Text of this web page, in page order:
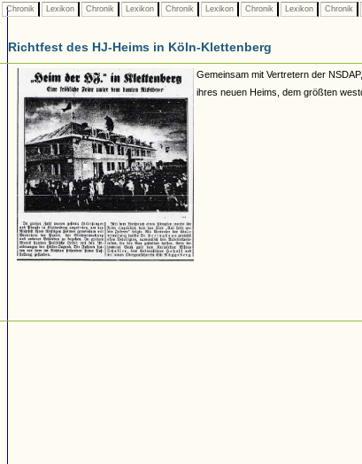
Chronik Lexikon Chronik Lexikon Chronik Lexikon Chronik Lexikon Chronik
Richtfest des HJ-Heims in Köln-Klettenberg
Gemeinsam mit Vertretern der
ihres neuen Heims, dem größten